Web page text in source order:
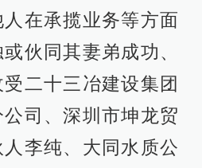
在承揽业务等方面
伙同其妻弟成功、
二十三冶建设集团
司、深圳市坤龙贸
李纯、大同水质公